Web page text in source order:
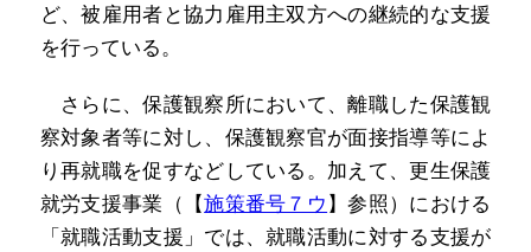
ど、被雇用者と協力雇用主双方への継続的な支援
を行っている。
さらに、保護観察所において、離職した保護観
察対象者等に対し、保護観察官が面接指導等によ
り再就職を促すなどしている。加えて、更生保護
就労支援事業（【施策番号７ウ 】参照）における
「就職活動支援」では、就職活動に対する支援が